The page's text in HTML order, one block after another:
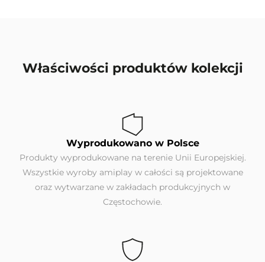
Właściwości produktów kolekcji
Wyprodukowano w Polsce
Produkty wyprodukowane na terenie Unii Europejskiej.
Wszystkie wyroby amiplay w całości są projektowane
oraz wytwarzane w zakładach produkcyjnych w
Częstochowie.